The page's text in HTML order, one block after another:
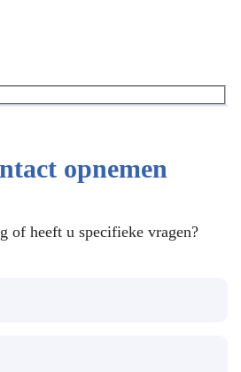
opnemen
of heeft u specifieke vragen?